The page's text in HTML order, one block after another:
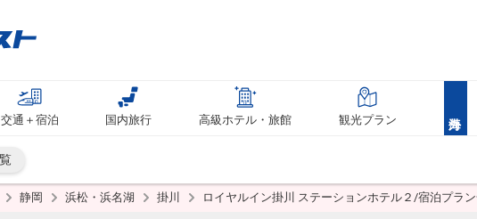
交通＋宿泊 国内旅行 高級ホテル・旅館 観光プラン
静岡 浜松・浜名湖 掛川 ロイヤルイン掛川 ステーションホテル２/宿泊プラ